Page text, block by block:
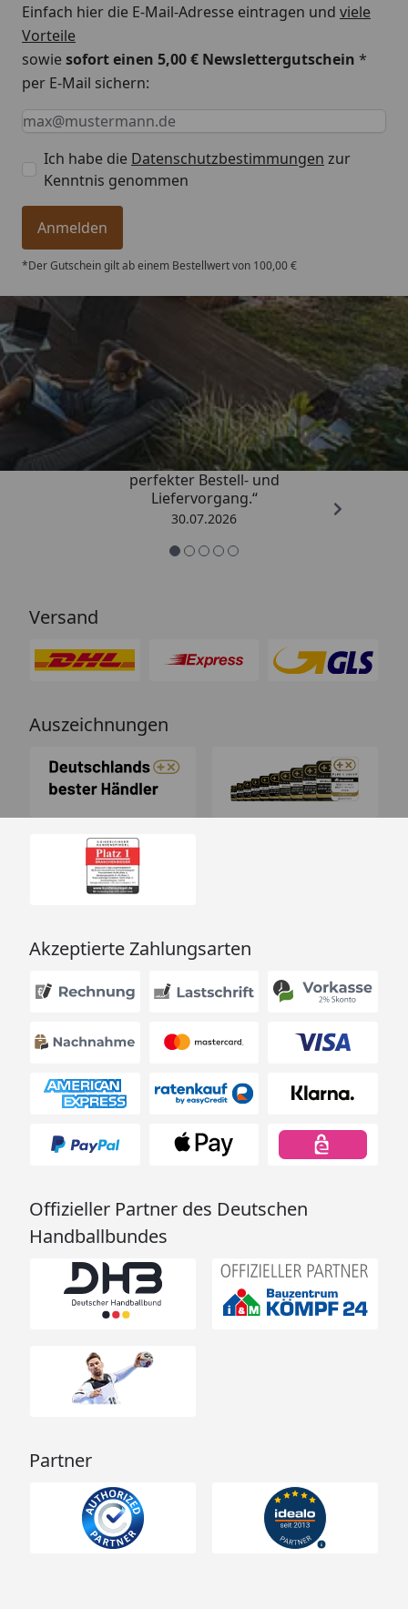
Montageanleitung EPDM Dachfolie
Einfach hier die E-Mail-Adresse eintragen und viele
Vorteile
sowiesofort einen 5,00 € Newslettergutschein *
per E-Mail sichern:
Keine Eingabe erforderlich
Eingabe erforderlich
E-Mail *
Ich habe die Datenschutzbestimmungen zur
Kenntnis genommen
Anmelden
*Der Gutschein gilt ab einem Bestellwert von 100,00 €
Trusted Shops
4,76/ 5
„Qualitativ sehr gute Ware und ein
perfekter Bestell- und
Liefervorgang.“
30.07.2026
Versand
Auszeichnungen
Akzeptierte Zahlungsarten
Offizieller Partner des Deutschen
Handballbundes
Partner